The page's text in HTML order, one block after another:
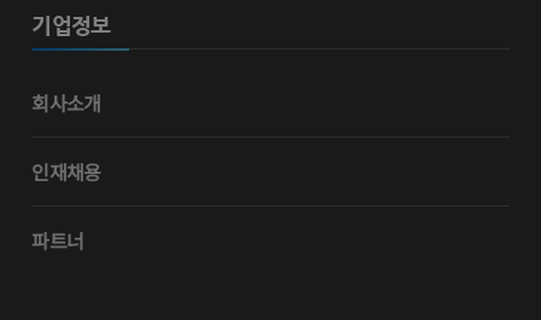
기업정보
회사소개
인재채용
파트너